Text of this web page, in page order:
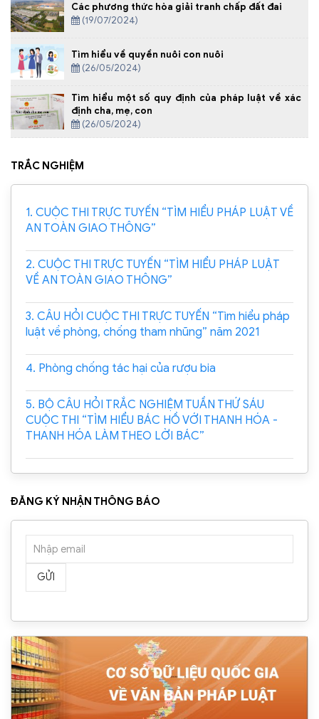
Các phương thức hòa giải tranh chấp đất đai
(19/07/2024)
Tìm hiểu về quyền nuôi con nuôi
(26/05/2024)
Tìm hiểu một số quy định của pháp luật về xác
định cha, mẹ, con
(26/05/2024)
TRẮC NGHIỆM
1. CUỘC THI TRỰC TUYẾN “TÌM HIỂU PHÁP LUẬT VỀ
AN TOÀN GIAO THÔNG”
2. CUỘC THI TRỰC TUYẾN “TÌM HIỂU PHÁP LUẬT
VỀ AN TOÀN GIAO THÔNG”
3. CÂU HỎI CUỘC THI TRỰC TUYẾN “Tìm hiểu pháp
luật về phòng, chống tham nhũng” năm 2021
4. Phòng chống tác hại của rượu bia
5. BỘ CÂU HỎI TRẮC NGHIỆM TUẦN THỨ SÁU
CUỘC THI “TÌM HIỂU BÁC HỒ VỚI THANH HÓA -
THANH HÓA LÀM THEO LỜI BÁC”
ĐĂNG KÝ NHẬN THÔNG BÁO
GỬI